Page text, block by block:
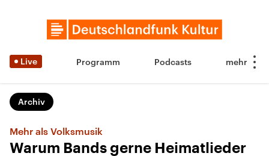
Live Programm Podcasts
Archiv
Mehr als Volksmusik
Warum Bands gerne Heimatlieder